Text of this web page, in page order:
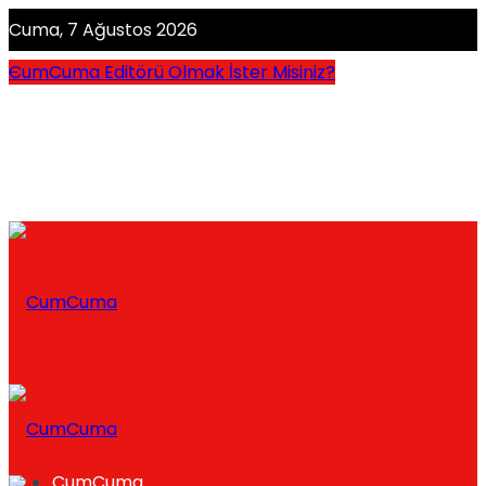
Cuma, 7 Ağustos 2026
CumCuma Editörü Olmak İster Misiniz?